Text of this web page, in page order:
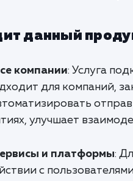
данный
компании: Услуга
для компаний,
улучшает
и платформы:
с